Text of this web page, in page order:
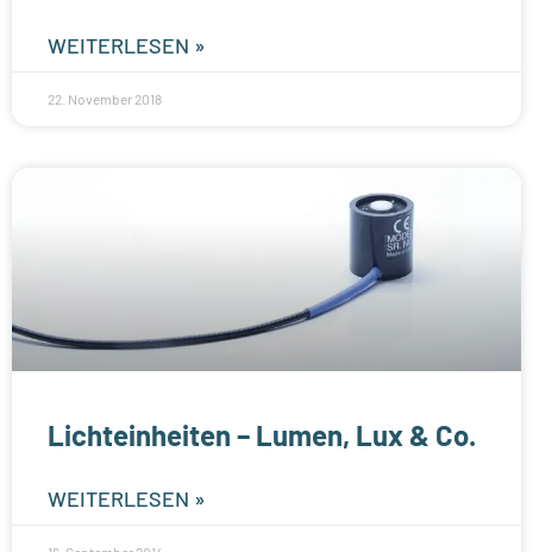
WEITERLESEN »
22. November 2018
Lichteinheiten – Lumen, Lux & Co.
WEITERLESEN »